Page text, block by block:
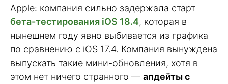
Apple: компания сильно задержала старт
бета-тестирования iOS 18.4, которая в
нынешнем году явно выбивается из графика
по сравнению с iOS 17.4. Компания вынуждена
выпускать такие мини-обновления, хотя в
этом нет ничего странного — апдейты с